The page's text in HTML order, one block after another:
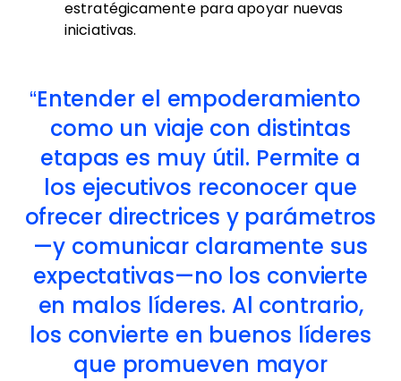
estratégicamente para apoyar nuevas
iniciativas.
Entender el empoderamiento
como un viaje con distintas
etapas es muy útil. Permite a
los ejecutivos reconocer que
ofrecer directrices y parámetros
—y comunicar claramente sus
expectativas—no los convierte
en malos líderes. Al contrario,
los convierte en buenos líderes
que promueven mayor